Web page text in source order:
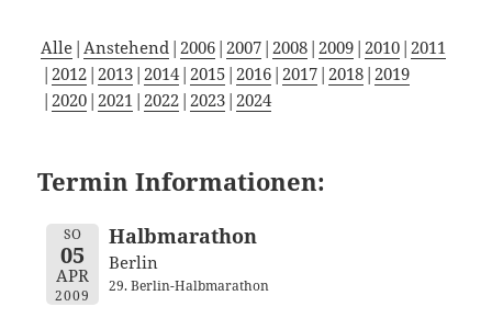
Alle Anstehend 2006 2007 2008 2009 2010 2011
2012 2013 2014 2015 2016 2017 2018 2019
2020 2021 2022 2023 2024
Termin Informationen:
SO
05
APR
2009
Halbmarathon
Berlin
29. Berlin-Halbmarathon